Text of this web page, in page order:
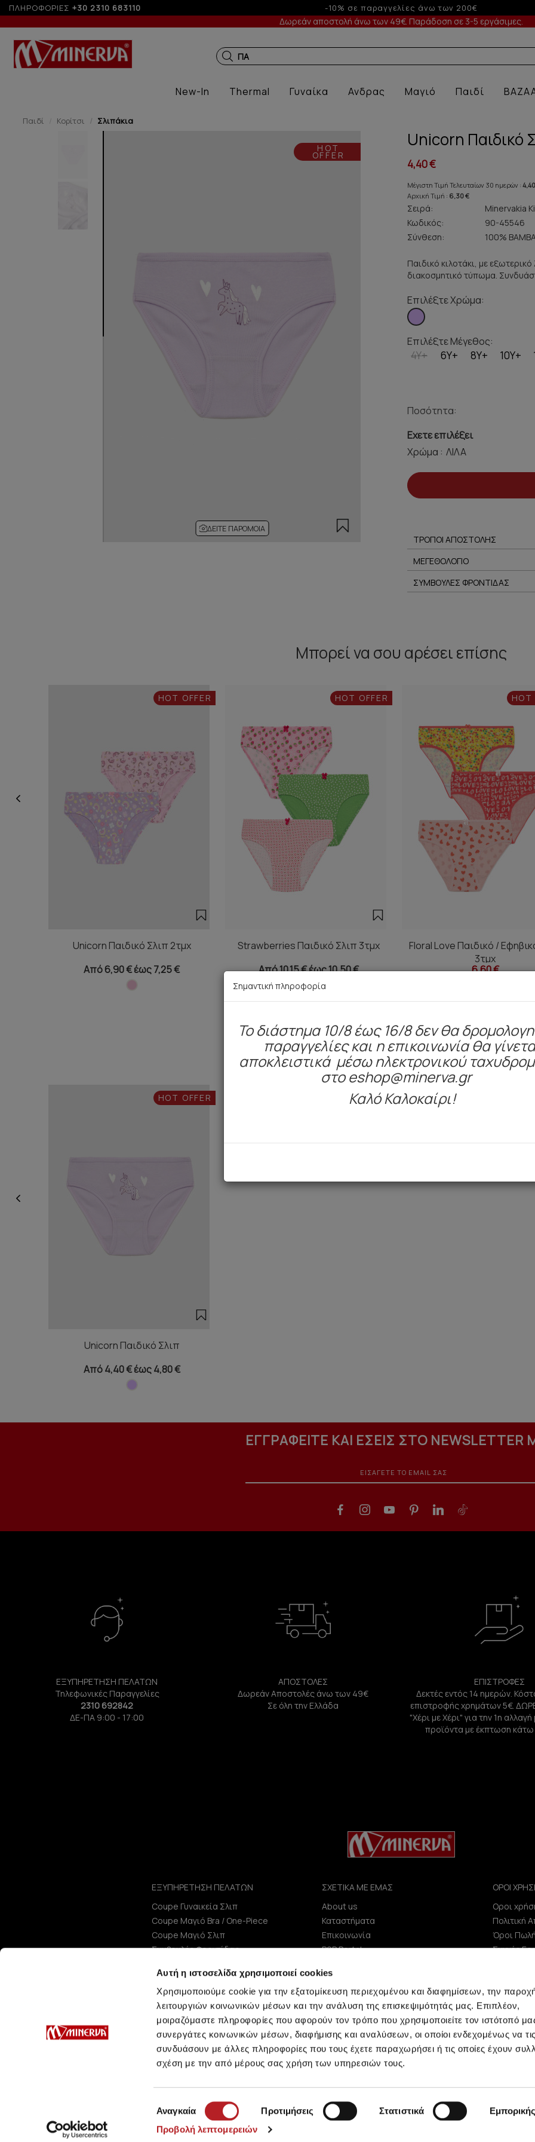
Αυτή η ιστοσελίδα χρησιμοποιεί cookies
Χρησιμοποιούμε cookie για την εξατομίκευση περιεχομένου και διαφημίσεων, την
λειτουργιών κοινωνικών μέσων και την ανάλυση της επισκεψιμότητάς μας. Επιπλέον,
μοιραζόμαστε πληροφορίες που αφορούν τον τρόπο που χρησιμοποιείτε τον ιστότοπό
συνεργάτες κοινωνικών μέσων, διαφήμισης και αναλύσεων, οι οποίοι ενδεχομένως να
συνδυάσουν με άλλες πληροφορίες που τους έχετε παραχωρήσει ή τις οποίες έχουν
σχέση με την από μέρους σας χρήση των υπηρεσιών τους.
συγκατάθεσης
Αναγκαία Προτιμήσεις Στατιστικά
Προβολή λεπτομερειών
ΠΛΗΡΟΦΟΡΙΕΣ +30 2310 683110
παραγγελίες άνω των 200€ Έως 3 άτοκες δόσεις με πιστωτική άνω των
Δωρεάν αποστολή άνω των 49€. Παράδοση σε 3-5 εργάσιμες.
ΠΑΙΔΙΚΑ ΕΣ
New-In Thermal Γυναίκα Ανδρας Μαγιό Παιδί
Παιδί Κορίτσι Σλιπάκια
HOT
OFFER
ΔΕΊΤΕ ΠΑΡΌΜΟΙΑ
Unicorn Παιδικό
4,40 €
Μέγιστη Τιμή Τελευταίων 30 ημερών :
Αρχική Τιμή : 6,30 €
Σειρά:
Minervakia
Κωδικός:
90-45546
Σύνθεση:
100%
Παιδικό κιλοτάκι, με
διακοσμητικό τύπωμα.
Επιλέξτε Χρώμα:
Επιλέξτε Μέγεθος:
4Y+ 6Y+ 8Y+ 10Y+
Ποσότητα:
Εχετε επιλέξει
Χρώμα :
ΤΡΟΠΟΙ ΑΠΟΣΤΟΛΗΣ
ΜΕΓΕΘΟΛΟΓΙΟ
ΣΥΜΒΟΥΛΕΣ ΦΡΟΝΤΙΔΑΣ
Μπορεί να σου αρέσει επίσης
HOT OFFER
Unicorn Παιδικό Σλιπ 2τμχ
Από 6,90 € έως 7,25 €
HOT OFFER
Strawberries Παιδικό Σλιπ 3τμχ
Από 10,15 € έως 10,50 €
HOT
Floral Love Παιδικό /
3τμχ
6,60 €
Είδατε πρόσφατα
HOT OFFER
Unicorn Παιδικό Σλιπ
Από 4,40 € έως 4,80 €
ΕΓΓΡΑΦΕΙΤΕ ΚΑΙ ΕΣΕΙΣ ΣΤΟ NEWSLETTER
ΕΞΥΠΗΡΕΤΗΣΗ ΠΕΛΑΤΩΝ
Τηλεφωνικές Παραγγελίες
2310 692842
ΔΕ-ΠΑ 9:00 - 17:00
ΑΠΟΣΤΟΛΕΣ
Δωρεάν Αποστολές άνω των 49€
Σε όλη την Ελλάδα
ΕΠΙΣΤΡΟΦΕΣ
Δεκτές εντός 14 ημερών.
επιστροφής χρημάτων 5€.
"Χέρι με Χέρι" για την 1η
προϊόντα με έκπτωση
ΕΞΥΠΗΡΕΤΗΣΗ ΠΕΛΑΤΩΝ
Coupe Γυναικεία Σλιπ
Coupe Μαγιό Bra / One-Piece
Coupe Μαγιό Σλιπ
Συμβουλές Φροντίδας
ΣΧΕΤΙΚΑ ΜΕ ΕΜΑΣ
About us
Καταστήματα
Επικοινωνία
B2B Portal
ΑΝΑΚΟΙΝΩΣΕΙΣ ΧΑΑ
Εταιρεία
ΟΡΟΙ
Οροι
Πολιτική
Όροι
Συχνές
Minerva © 2009 - 2026 Minerva, All rights reserved.
Σημαντική πληροφορία
To διάστημα 10/8 έως 16/8 δεν θα
παραγγελίες και η επικοινωνία θα
αποκλειστικά μέσω ηλεκτρονικού
στο eshop@minerva.gr
Καλό Καλοκαίρι!